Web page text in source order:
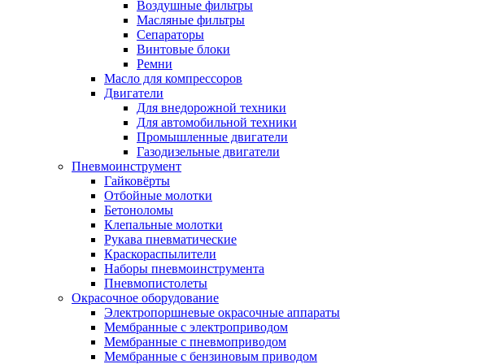
Воздушные фильтры
Масляные фильтры
Сепараторы
Винтовые блоки
Ремни
Масло для компрессоров
Двигатели
Для внедорожной техники
Для автомобильной техники
Промышленные двигатели
Газодизельные двигатели
Пневмоинструмент
Гайковёрты
Отбойные молотки
Бетоноломы
Клепальные молотки
Рукава пневматические
Краскораспылители
Наборы пневмоинструмента
Пневмопистолеты
Окрасочное оборудование
Электропоршневые окрасочные аппараты
Мембранные с электроприводом
Мембранные с пневмоприводом
Мембранные с бензиновым приводом